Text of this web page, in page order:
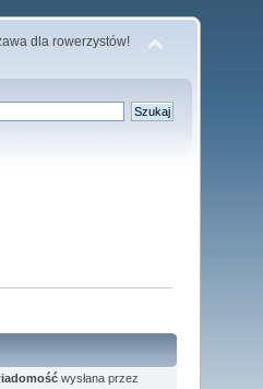
dla rowerzystów!
wysłana przez